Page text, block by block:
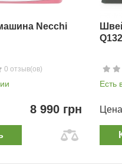
Necchi
0 отзыв(ов)
8 990 грн
Есть